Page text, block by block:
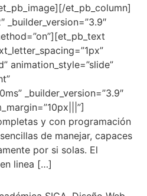
et_pb_column]
_builder_version=”3.9″
animation_style=”slide”
_builder_version=”3.9″
y con programación
de manejar, capaces
por si solas. El
linea […]